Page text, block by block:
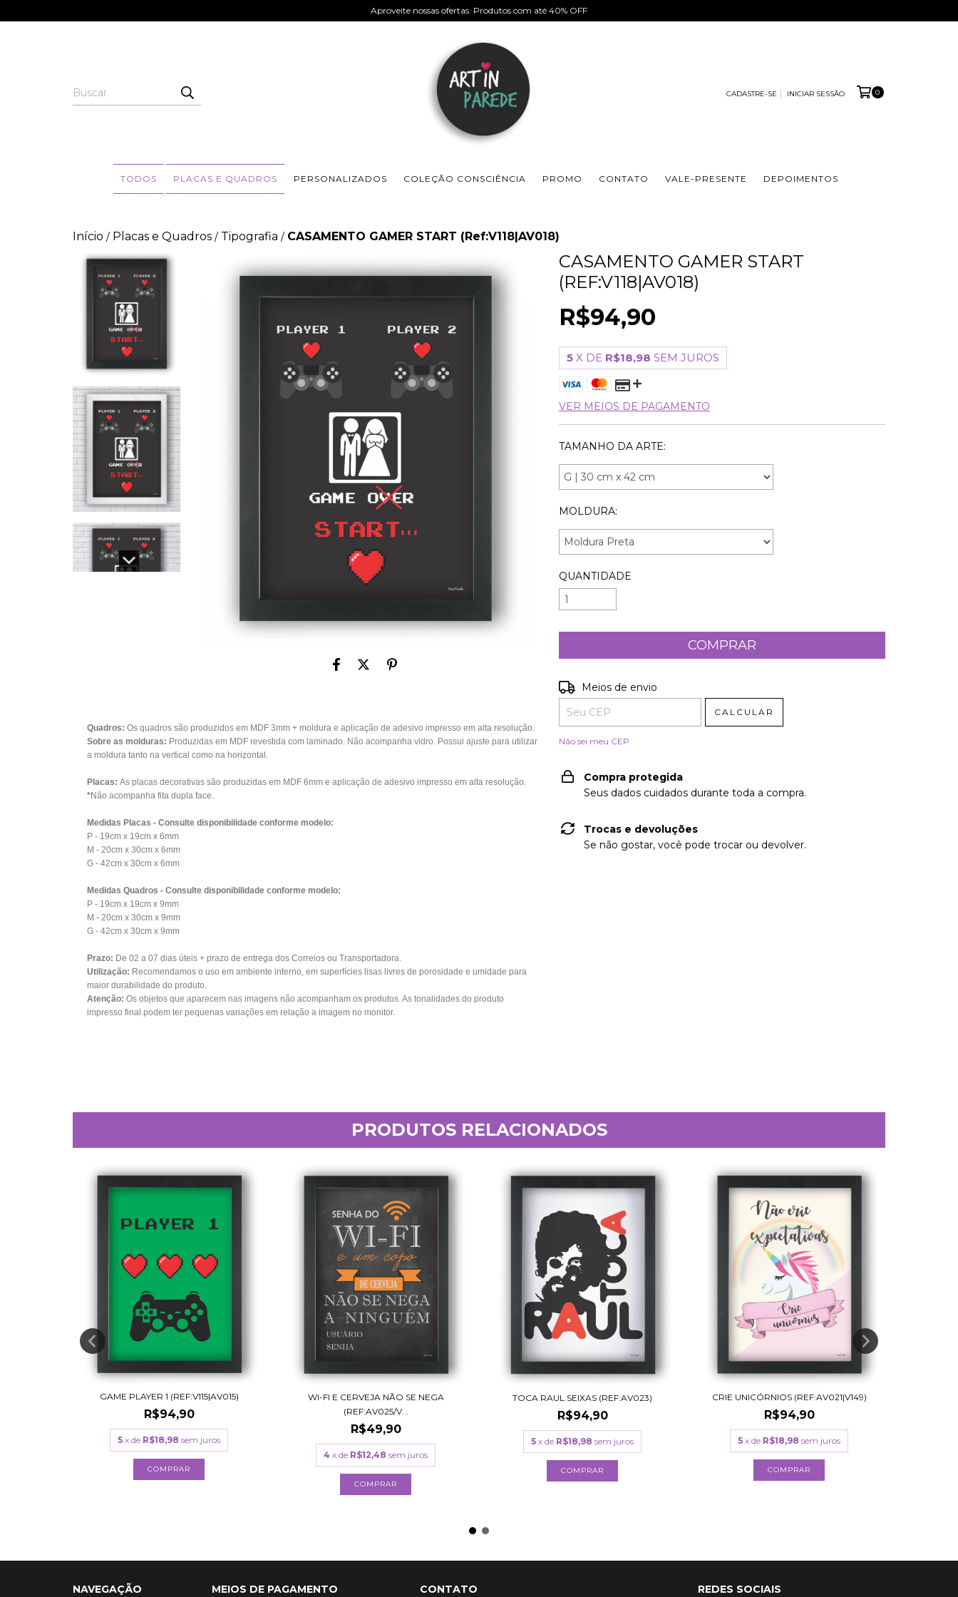
Aproveite nossas ofertas. Produtos com até 40% OFF
CADASTRE-SE INICIAR SESSÃO 0
TODOS PLACAS E QUADROS PERSONALIZADOS COLEÇÃO CONSCIÊNCIA PROMO CONTATO VALE-PRESENTE DEPOIMENTOS
Início / Placas e Quadros / Tipografia / CASAMENTO GAMER START (Ref:V118|AV018)
Quadros: Os quadros são produzidos em MDF 3mm + moldura e aplicação de adesivo impresso em alta resolução.
Sobre as molduras: Produzidas em MDF revestida com laminado. Não acompanha vidro. Possui ajuste para utilizar
a moldura tanto na vertical como na horizontal.
Placas: As placas decorativas são produzidas em MDF 6mm e aplicação de adesivo impresso em alta resolução.
*Não acompanha fita dupla face.
Medidas Placas - Consulte disponibilidade conforme modelo:
P - 19cm x 19cm x 6mm
M - 20cm x 30cm x 6mm
G - 42cm x 30cm x 6mm
Medidas Quadros - Consulte disponibilidade conforme modelo:
P - 19cm x 19cm x 9mm
M - 20cm x 30cm x 9mm
G - 42cm x 30cm x 9mm
Prazo: De 02 a 07 dias úteis + prazo de entrega dos Correios ou Transportadora.
Utilização: Recomendamos o uso em ambiente interno, em superfícies lisas livres de porosidade e umidade para
maior durabilidade do produto.
Atenção: Os objetos que aparecem nas imagens não acompanham os produtos. As tonalidades do produto
impresso final podem ter pequenas variações em relação a imagem no monitor.
CASAMENTO GAMER START
(REF:V118|AV018)
R$94,90
5 X DE R$18,98 SEM JUROS
VER MEIOS DE PAGAMENTO
TAMANHO DA ARTE:
MOLDURA:
QUANTIDADE
Entregas para o CEP:
Meios de envio
CALCULAR
Não sei meu CEP
Compra protegida
Seus dados cuidados durante toda a compra.
Trocas e devoluções
Se não gostar, você pode trocar ou devolver.
PRODUTOS RELACIONADOS
GAME PLAYER 1 (REF:V115|AV015)
R$94,90
5 x de R$18,98 sem juros
COMPRAR
WI-FI E CERVEJA NÃO SE NEGA
(REF:AV025/V...
R$49,90
4 x de R$12,48 sem juros
COMPRAR
TOCA RAUL SEIXAS (REF:AV023)
R$94,90
5 x de R$18,98 sem juros
COMPRAR
CRIE UNICÓRNIOS (REF:AV021|V149)
R$94,90
5 x de R$18,98 sem juros
COMPRAR
NAVEGAÇÃO MEIOS DE PAGAMENTO CONTATO REDES SOCIAIS